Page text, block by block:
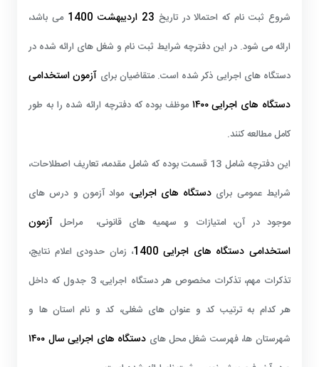
شروع ثبت نام که احتمالا در تاریخ 23 اردیبهشت 1400 می باشد،
ارائه می شود. در این دفترچه شرایط ثبت نام و شغل های ارائه شده در
دستگاه های اجرایی ذکر شده است. متقاضیان برای آزمون استخدامی
دستگاه های اجرایی ۱۴۰۰
موظف بوده که دفترچه ارائه شده را به طور
کامل مطالعه کنند.
این دفترچه شامل 13 قسمت بوده که شامل مقدمه، تعاریف اصطلاحات،
شرایط عمومی برای دستگاه های اجرایی، مواد آزمون و درس های
موجود در آن، امتیازات و سهمیه های قانونی، مراحل آزمون
استخدامی دستگاه های اجرایی 1400
، زمان حدودی اعلام نتایج،
تذکرات مهم، تذکرات مخصوص هر دستگاه اجرایی، 3 جدول که داخل
هر کدام به ترتیب کد و عنوان های شغلی، کد و نام استان ها و
شهرستان ها، فهرست شغل محل های دستگاه های اجرایی سال ۱۴۰۰